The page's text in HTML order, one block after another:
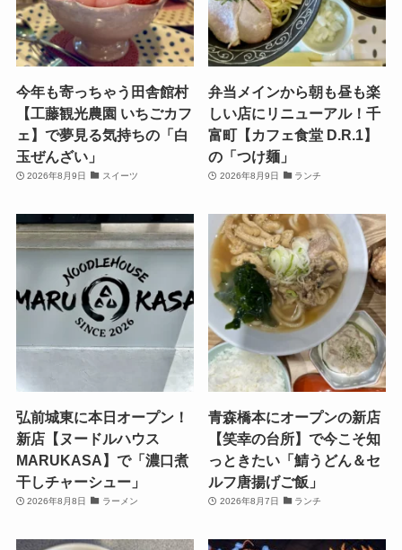
今年も寄っちゃう田舎館村
【工藤観光農園 いちごカフ
ェ】で夢見る気持ちの「白
玉ぜんざい」
2026年8月9日 スイーツ
弁当メインから朝も昼も楽
しい店にリニューアル！千
富町【カフェ食堂 D.R.1】
の「つけ麺」
2026年8月9日 ランチ
弘前城東に本日オープン！
新店【ヌードルハウス
MARUKASA】で「濃口煮
干しチャーシュー」
2026年8月8日 ラーメン
青森橋本にオープンの新店
【笑幸の台所】で今こそ知
っときたい「鯖うどん＆セ
ルフ唐揚げご飯」
2026年8月7日 ランチ